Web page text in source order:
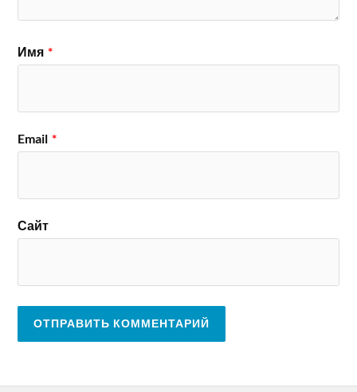
Имя *
Email *
Сайт